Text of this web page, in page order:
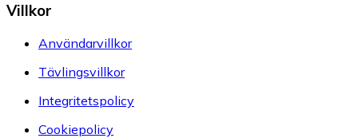
Villkor
Användarvillkor
Tävlingsvillkor
Integritetspolicy
Cookiepolicy